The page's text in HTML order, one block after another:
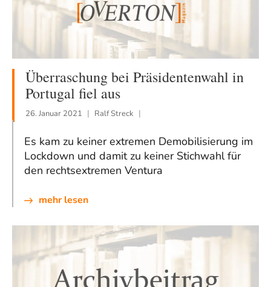
Überraschung bei Präsidentenwahl in
Portugal fiel aus
26. Januar 2021 Ralf Streck
Es kam zu keiner extremen Demobilisierung im
Lockdown und damit zu keiner Stichwahl für
den rechtsextremen Ventura
mehr lesen